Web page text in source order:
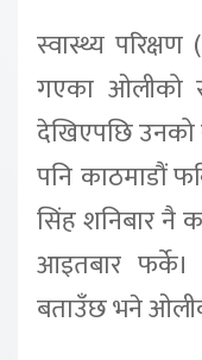
स्वास्थ्य
गएका ओलीको
देखिएपछि
पनि काठमाडौं
सिंह शनिबार नै
आइतबार फर्के।
बताउँछ भने